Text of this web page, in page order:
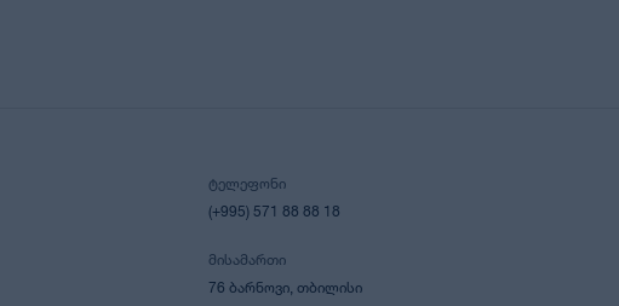
ᲢᲔᲚᲔᲤᲝᲜᲘ
(+995) 571 88 88 18
ᲛᲘᲡᲐᲛᲐᲠᲗᲘ
76 ᲑᲐᲠᲜᲝᲕᲘ, ᲗᲑᲘᲚᲘᲡᲘ